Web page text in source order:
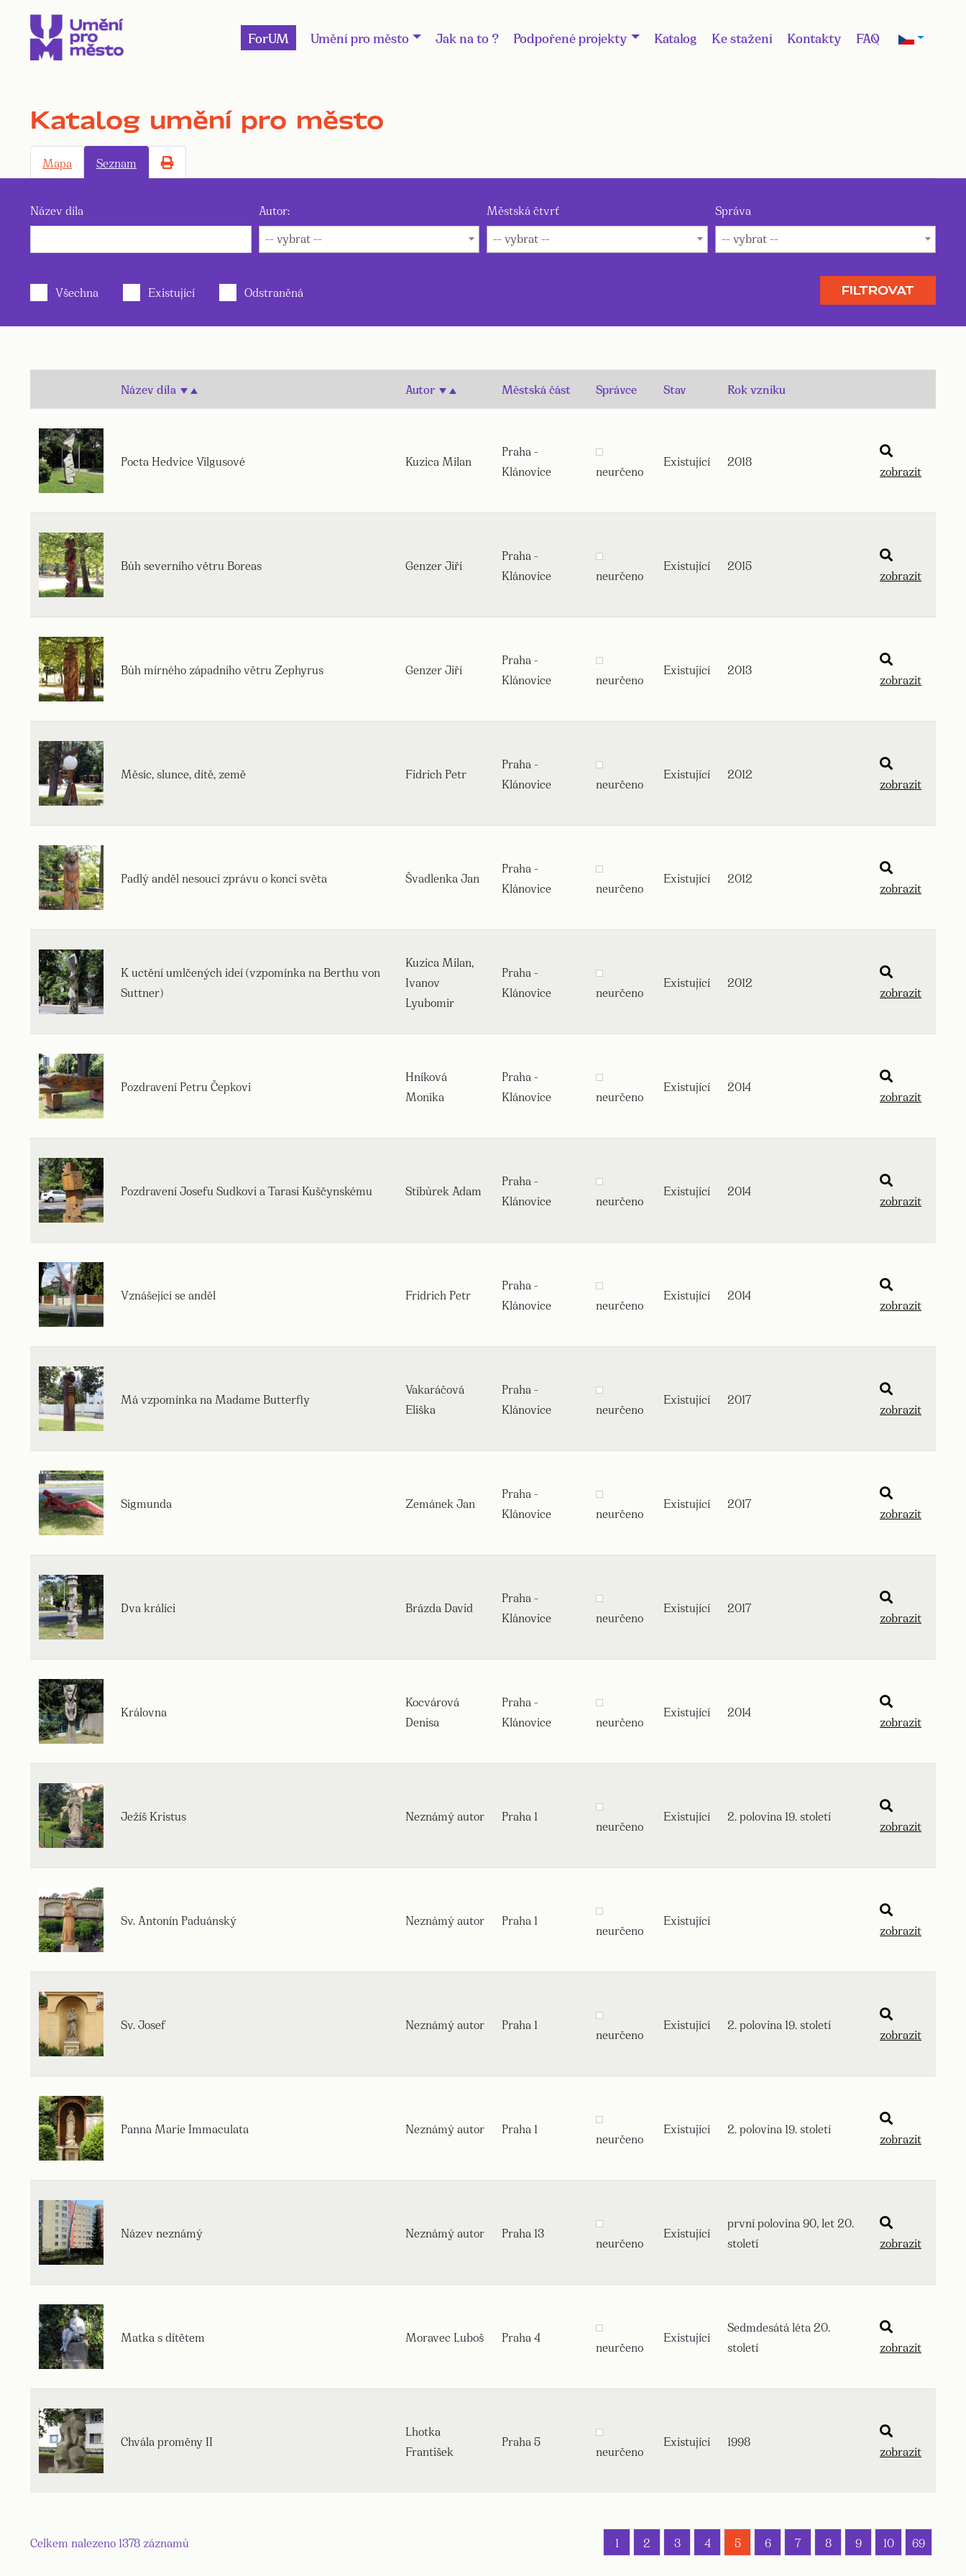
ForUM Umění pro město Jak na to ? Podpořené projekty Katalog Ke stažení Kontakty FAQ
Katalog umění pro město
Mapa Seznam
Název díla
Autor:
-- vybrat --
Městská čtvrť
-- vybrat --
Správa
-- vybrat --
Všechna Existující Odstraněná FILTROVAT
Název díla Autor Městská část Správce Stav Rok vzniku
Pocta Hedvice Vilgusové Kuzica Milan
Praha -
Klánovice
neurčeno
Existující 2018
zobrazit
Bůh severního větru Boreas Genzer Jiří
Praha -
Klánovice
neurčeno
Existující 2015
zobrazit
Bůh mírného západního větru Zephyrus Genzer Jiří
Praha -
Klánovice
neurčeno
Existující 2013
zobrazit
Měsíc, slunce, dítě, země Fidrich Petr
Praha -
Klánovice
neurčeno
Existující 2012
zobrazit
Padlý anděl nesoucí zprávu o konci světa Švadlenka Jan
Praha -
Klánovice
neurčeno
Existující 2012
zobrazit
K uctění umlčených ideí (vzpomínka na Berthu von
Suttner)
Kuzica Milan,
Ivanov
Lyubomir
Praha -
Klánovice
neurčeno
Existující 2012
zobrazit
Pozdravení Petru Čepkovi
Hníková
Monika
Praha -
Klánovice
neurčeno
Existující 2014
zobrazit
Pozdravení Josefu Sudkovi a Tarasi Kuščynskému Stibůrek Adam
Praha -
Klánovice
neurčeno
Existující 2014
zobrazit
Vznášející se anděl Fridrich Petr
Praha -
Klánovice
neurčeno
Existující 2014
zobrazit
Má vzpomínka na Madame Butterfly
Vakaráčová
Eliška
Praha -
Klánovice
neurčeno
Existující 2017
zobrazit
Sigmunda Zemánek Jan
Praha -
Klánovice
neurčeno
Existující 2017
zobrazit
Dva králíci Brázda David
Praha -
Klánovice
neurčeno
Existující 2017
zobrazit
Královna
Kocvárová
Denisa
Praha -
Klánovice
neurčeno
Existující 2014
zobrazit
Ježíš Kristus Neznámý autor Praha 1
neurčeno
Existující 2. polovina 19. století
zobrazit
Sv. Antonín Paduánský Neznámý autor Praha 1
neurčeno
Existující
zobrazit
Sv. Josef Neznámý autor Praha 1
neurčeno
Existující 2. polovina 19. století
zobrazit
Panna Marie Immaculata Neznámý autor Praha 1
neurčeno
Existující 2. polovina 19. století
zobrazit
Název neznámý Neznámý autor Praha 13
neurčeno
Existující
první polovina 90, let 20.
století
zobrazit
Matka s dítětem Moravec Luboš Praha 4
neurčeno
Existující
Sedmdesátá léta 20.
století
zobrazit
Chvála proměny II
Lhotka
František
Praha 5
neurčeno
Existující 1998
zobrazit
Celkem nalezeno 1378 záznamů 1 2 3 4 5 6 7 8 9 10 69